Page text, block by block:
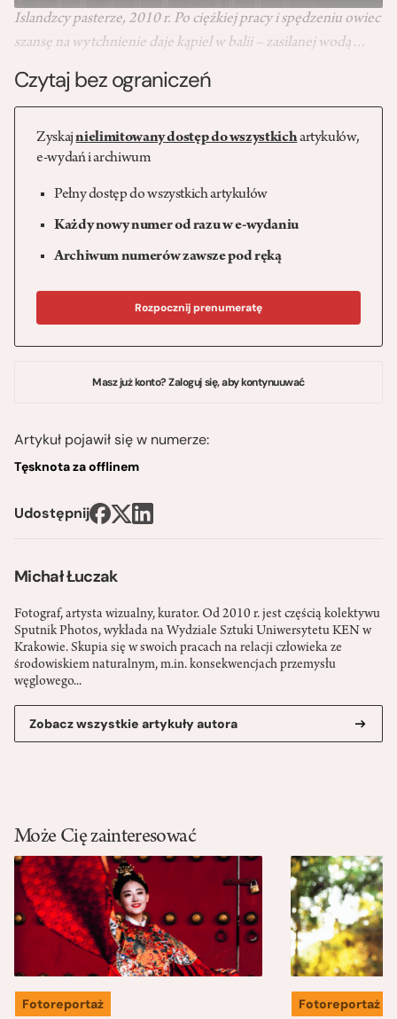
Michał Łuczak
Fotograf, artysta wizualny, kurator. Od 2010 r. jest częścią kolektywu
Sputnik Photos, wykłada na Wydziale Sztuki Uniwersytetu KEN w
Krakowie. Skupia się w swoich pracach na relacji człowieka ze
środowiskiem naturalnym, m.in. konsekwencjach przemysłu
węglowego...
Zobacz wszystkie artykuły autora
Islandzcy pasterze, 2010 r. Po ciężkiejpracy i spędzeniu owiec
szansę na wytchnienie daje kąpiel w balii – zasilanej wodą…
Czytaj bez ograniczeń
Zyskajnielimitowany dostęp do wszystkichartykułów,
e-wydań i archiwum
Pełny dostęp do wszystkich artykułów
Każdy nowy numer od razu w e-wydaniu
Archiwum numerów zawsze pod ręką
Rozpocznij prenumeratę
Masz już konto? Zaloguj się, aby kontynuuwać
Artykuł pojawił się w numerze:
Tęsknota za offlinem
Udostępnij
Może Cię zainteresować
Fotoreportaż Fotoreportaż